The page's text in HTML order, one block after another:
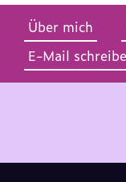
Über mich
E-Mail